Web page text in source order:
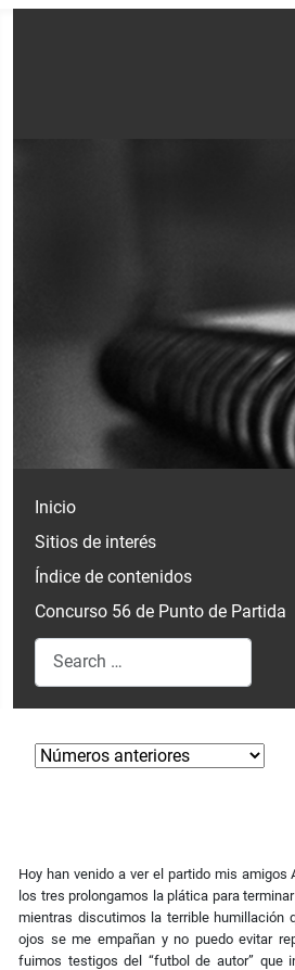
Inicio
Sitios de interés
Índice de contenidos
Concurso 56 de Punto de Partida
Search
Hoy han venido a ver el partido mis
los tres prolongamos la plática para
mientras discutimos la terrible humillación
ojos se me empañan y no puedo evitar
fuimos testigos del “futbol de autor” que